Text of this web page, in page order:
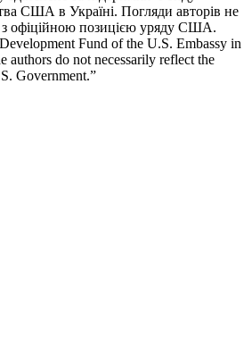
США в Україні. Погляди авторів не
з офіційною позицією уряду США.
Fund of the U.S. Embassy in
authors do not necessarily reflect the
Government.”